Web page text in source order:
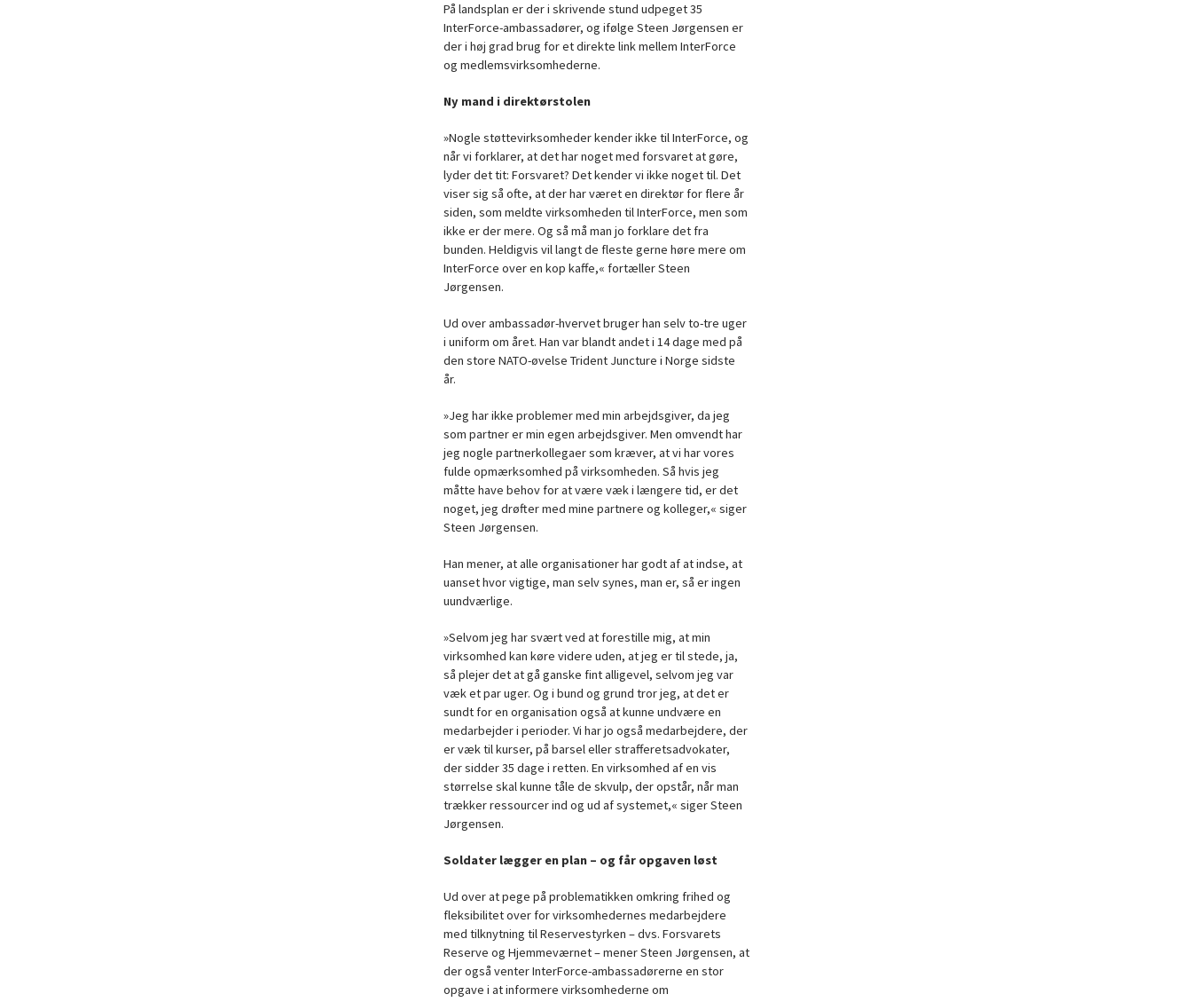
På landsplan er der i skrivende stund udpeget 35
InterForce-ambassadører, og ifølge Steen Jørgensen er
der i høj grad brug for et direkte link mellem InterForce
og medlemsvirksomhederne.
Ny mand i direktørstolen
»Nogle støttevirksomheder kender ikke til InterForce, og
når vi forklarer, at det har noget med forsvaret at gøre,
lyder det tit: Forsvaret? Det kender vi ikke noget til. Det
viser sig så ofte, at der har været en direktør for flere år
siden, som meldte virksomheden til InterForce, men som
ikke er der mere. Og så må man jo forklare det fra
bunden. Heldigvis vil langt de fleste gerne høre mere om
InterForce over en kop kaffe,« fortæller Steen
Jørgensen.
Ud over ambassadør-hvervet bruger han selv to-tre uger
i uniform om året. Han var blandt andet i 14 dage med på
den store NATO-øvelse Trident Juncture i Norge sidste
år.
»Jeg har ikke problemer med min arbejdsgiver, da jeg
som partner er min egen arbejdsgiver. Men omvendt har
jeg nogle partnerkollegaer som kræver, at vi har vores
fulde opmærksomhed på virksomheden. Så hvis jeg
måtte have behov for at være væk i længere tid, er det
noget, jeg drøfter med mine partnere og kolleger,« siger
Steen Jørgensen.
Han mener, at alle organisationer har godt af at indse, at
uanset hvor vigtige, man selv synes, man er, så er ingen
uundværlige.
»Selvom jeg har svært ved at forestille mig, at min
virksomhed kan køre videre uden, at jeg er til stede, ja,
så plejer det at gå ganske fint alligevel, selvom jeg var
væk et par uger. Og i bund og grund tror jeg, at det er
sundt for en organisation også at kunne undvære en
medarbejder i perioder. Vi har jo også medarbejdere, der
er væk til kurser, på barsel eller strafferetsadvokater,
der sidder 35 dage i retten. En virksomhed af en vis
størrelse skal kunne tåle de skvulp, der opstår, når man
trækker ressourcer ind og ud af systemet,« siger Steen
Jørgensen.
Soldater lægger en plan – og får opgaven løst
Ud over at pege på problematikken omkring frihed og
fleksibilitet over for virksomhedernes medarbejdere
med tilknytning til Reservestyrken – dvs. Forsvarets
Reserve og Hjemmeværnet – mener Steen Jørgensen, at
der også venter InterForce-ambassadørerne en stor
opgave i at informere virksomhederne om